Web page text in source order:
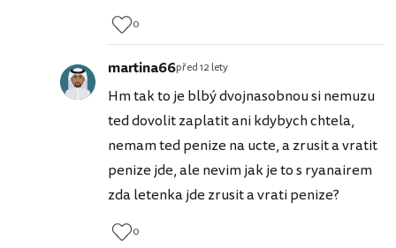
0
martina66před 12 lety
Hm tak to je blbý dvojnasobnou si nemuzu
ted dovolit zaplatit ani kdybych chtela,
nemam ted penize na ucte, a zrusit a vratit
penize jde, ale nevim jak je to s ryanairem
zda letenka jde zrusit a vrati penize?
0